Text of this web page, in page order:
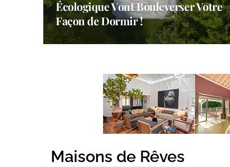
Écologique Vont Bouleverser Votre
Façon de Dormir !
Maisons de Rêves